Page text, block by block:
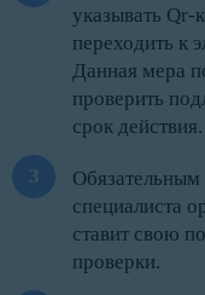
указывать Qr-
переходить к
Данная мера
проверить
срок действия.
Обязательным
специалиста
ставит свою
проверки.